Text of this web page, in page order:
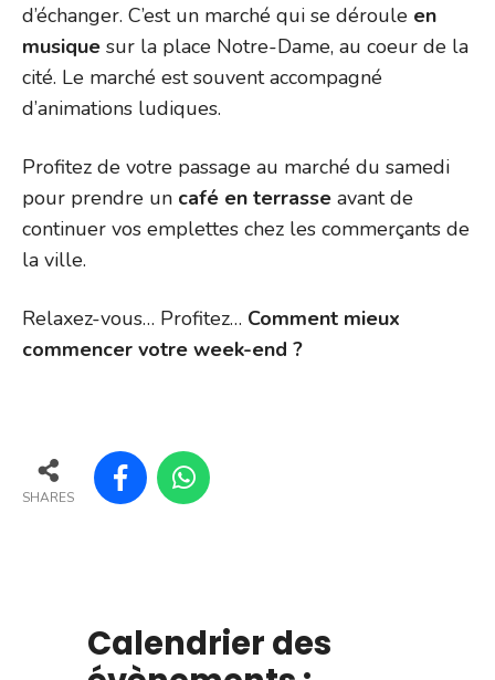
d’échanger. C’est un marché qui se déroule en
musique sur la place Notre-Dame, au coeur de la
cité. Le marché est souvent accompagné
d’animations ludiques.
Profitez de votre passage au marché du samedi
pour prendre un café en terrasse avant de
continuer vos emplettes chez les commerçants de
la ville.
Relaxez-vous… Profitez… Comment mieux
commencer votre week-end ?
SHARES
Calendrier des